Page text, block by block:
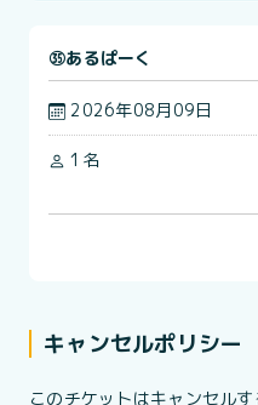
㉟あるぱーく
2026年08月09日
1名
キャンセルポリシー
このチケットはキャンセル